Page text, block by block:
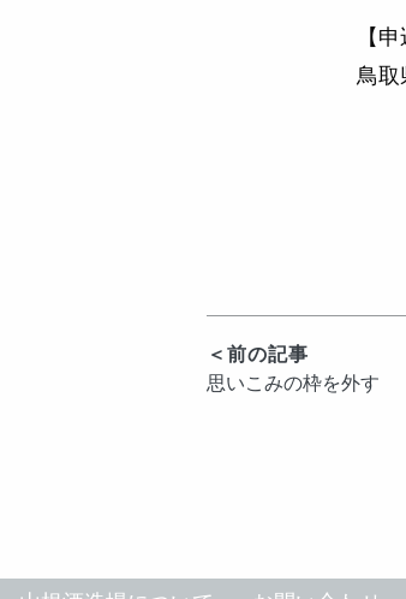
【
鳥取
投
ビ
＜前の記事
思いこみの枠を外す